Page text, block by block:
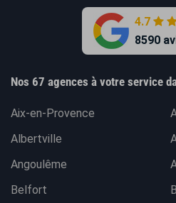
4.7
8590
Nos 67 agences à votre service
Aix-en-Provence
Albertville
Angoulême
Belfort